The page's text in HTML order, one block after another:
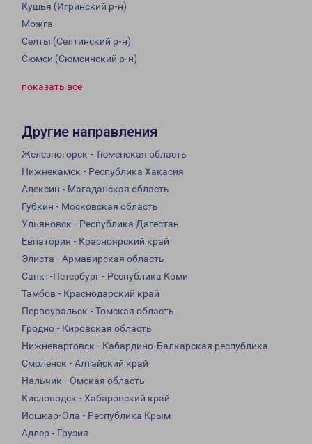
Кушья (Игринский р-н)
Можга
Селты (Селтинский р-н)
Сюмси (Сюмсинский р-н)
показать всё
Другие направления
Железногорск - Тюменская область
Нижнекамск - Республика Хакасия
Алексин - Магаданская область
Губкин - Московская область
Ульяновск - Республика Дагестан
Евпатория - Красноярский край
Элиста - Армавирская область
Санкт-Петербург - Республика Коми
Тамбов - Краснодарский край
Первоуральск - Томская область
Гродно - Кировская область
Нижневартовск - Кабардино-Балкарская республика
Смоленск - Алтайский край
Нальчик - Омская область
Кисловодск - Хабаровский край
Йошкар-Ола - Республика Крым
Адлер - Грузия